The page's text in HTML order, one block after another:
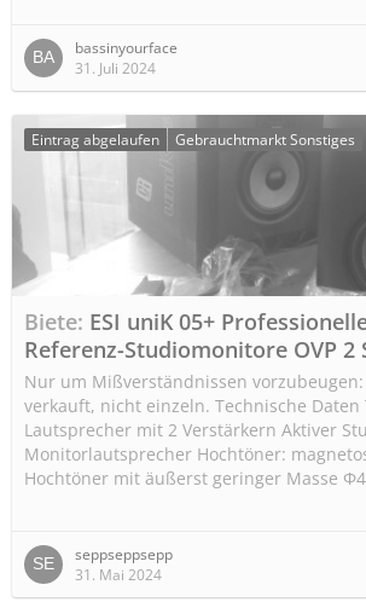
bassinyourface
31. Juli 2024
Eintrag abgelaufen Gebrauchtmarkt Sonstiges
Biete ESI uniK 05+
Referenz-Studiomonitore OVP 2
Nur um Mißverständnissen vorzubeugen:
verkauft, nicht einzeln. Technische Daten
Lautsprecher mit 2 Verstärkern Aktiver
Monitorlautsprecher Hochtöner:
Hochtöner mit äußerst geringer Masse
seppseppsepp
31. Mai 2024